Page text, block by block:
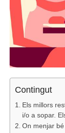
Contingut
Els millors
i/o a sopar.
On menjar